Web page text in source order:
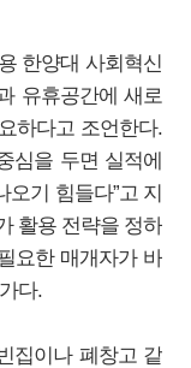
한양대 사회혁신
유휴공간에 새로
하다고 조언한다.
심을 두면 실적에
기 힘들다”고 지
활용 전략을 정하
요한 매개자가 바
다.
집이나 폐창고 같